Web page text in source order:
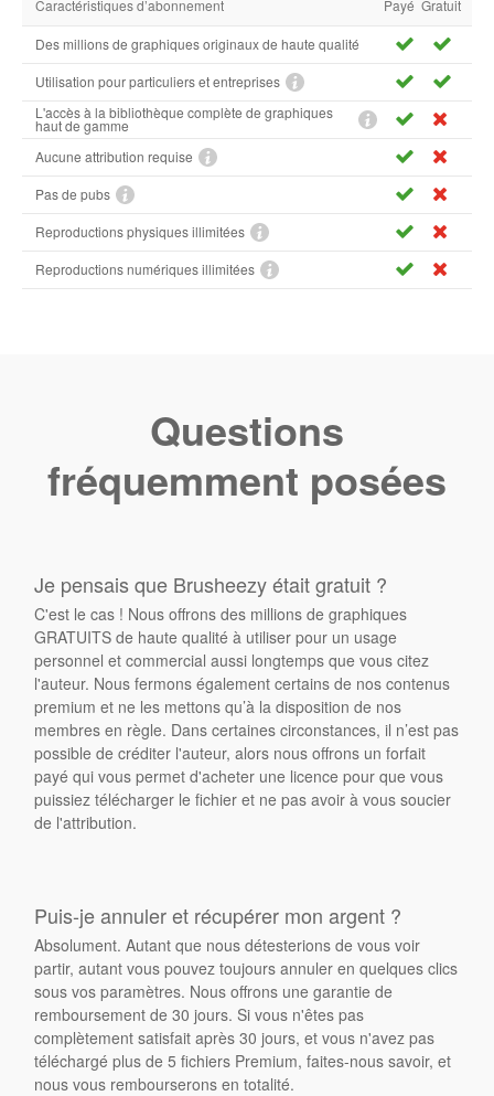
Caractéristiques d’abonnement Payé Gratuit
Des millions de graphiques originaux de haute qualité
Utilisation pour particuliers et entreprises
L'accès à la bibliothèque complète de graphiques
haut de gamme
Aucune attribution requise
Pas de pubs
Reproductions physiques illimitées
Reproductions numériques illimitées
Questions
fréquemment posées
Je pensais que Brusheezy était gratuit ?
C'est le cas ! Nous offrons des millions de graphiques
GRATUITS de haute qualité à utiliser pour un usage
personnel et commercial aussi longtemps que vous citez
l'auteur. Nous fermons également certains de nos contenus
premium et ne les mettons qu’à la disposition de nos
membres en règle. Dans certaines circonstances, il n’est pas
possible de créditer l'auteur, alors nous offrons un forfait
payé qui vous permet d'acheter une licence pour que vous
puissiez télécharger le fichier et ne pas avoir à vous soucier
de l'attribution.
Puis-je annuler et récupérer mon argent ?
Absolument. Autant que nous détesterions de vous voir
partir, autant vous pouvez toujours annuler en quelques clics
sous vos paramètres. Nous offrons une garantie de
remboursement de 30 jours. Si vous n'êtes pas
complètement satisfait après 30 jours, et vous n'avez pas
téléchargé plus de 5 fichiers Premium, faites-nous savoir, et
nous vous rembourserons en totalité.